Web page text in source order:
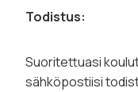
Todistus:
Suoritettuasi
sähköpostiisi